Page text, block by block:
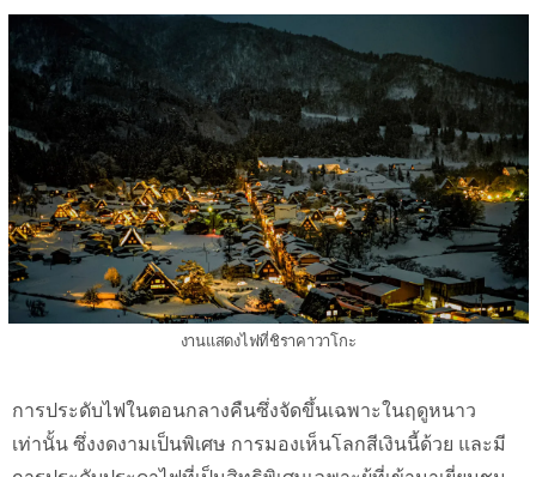
งานแสดงไฟที่ชิราคาวาโกะ
การประดับไฟในตอนกลางคืนซึ่งจัดขึ้นเฉพาะในฤดูหนาว
เท่านั้น ซึ่งงดงามเป็นพิเศษ การมองเห็นโลกสีเงินนี้ด้วย และมี